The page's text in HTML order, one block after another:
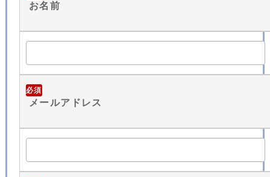
お名前
必須
メールアドレス